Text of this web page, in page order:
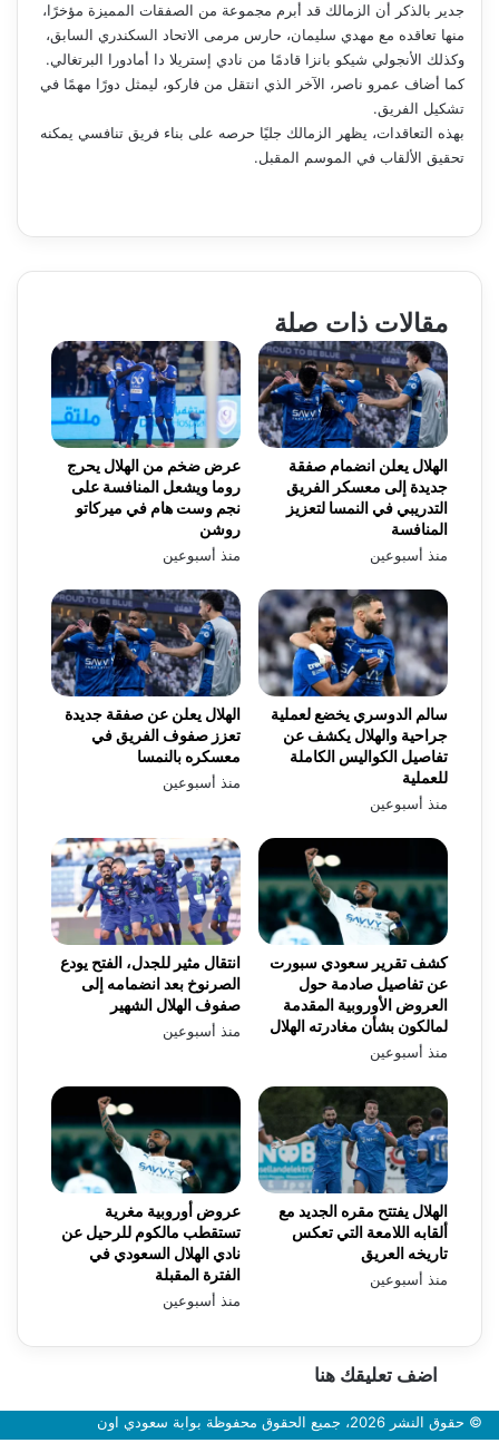
جدير بالذكر أن الزمالك قد أبرم مجموعة من الصفقات المميزة مؤخرًا،
منها تعاقده مع مهدي سليمان، حارس مرمى الاتحاد السكندري السابق،
وكذلك الأنجولي شيكو بانزا قادمًا من نادي إستريلا دا أمادورا البرتغالي.
كما أضاف عمرو ناصر، الآخر الذي انتقل من فاركو، ليمثل دورًا مهمًا في
تشكيل الفريق.
بهذه التعاقدات، يظهر الزمالك جليًا حرصه على بناء فريق تنافسي يمكنه
تحقيق الألقاب في الموسم المقبل.
مقالات ذات صلة
عرض ضخم من الهلال يحرج
روما ويشعل المنافسة على
نجم وست هام في ميركاتو
روشن
منذ أسبوعين
الهلال يعلن انضمام صفقة
جديدة إلى معسكر الفريق
التدريبي في النمسا لتعزيز
المنافسة
منذ أسبوعين
الهلال يعلن عن صفقة جديدة
تعزز صفوف الفريق في
معسكره بالنمسا
منذ أسبوعين
سالم الدوسري يخضع لعملية
جراحية والهلال يكشف عن
تفاصيل الكواليس الكاملة
للعملية
منذ أسبوعين
انتقال مثير للجدل، الفتح يودع
الصرنوخ بعد انضمامه إلى
صفوف الهلال الشهير
منذ أسبوعين
كشف تقرير سعودي سبورت
عن تفاصيل صادمة حول
العروض الأوروبية المقدمة
لمالكون بشأن مغادرته الهلال
منذ أسبوعين
عروض أوروبية مغرية
تستقطب مالكوم للرحيل عن
نادي الهلال السعودي في
الفترة المقبلة
منذ أسبوعين
الهلال يفتتح مقره الجديد مع
ألقابه اللامعة التي تعكس
تاريخه العريق
منذ أسبوعين
اضف تعليقك هنا
© حقوق النشر 2026، جميع الحقوق محفوظة بوابة سعودي اون